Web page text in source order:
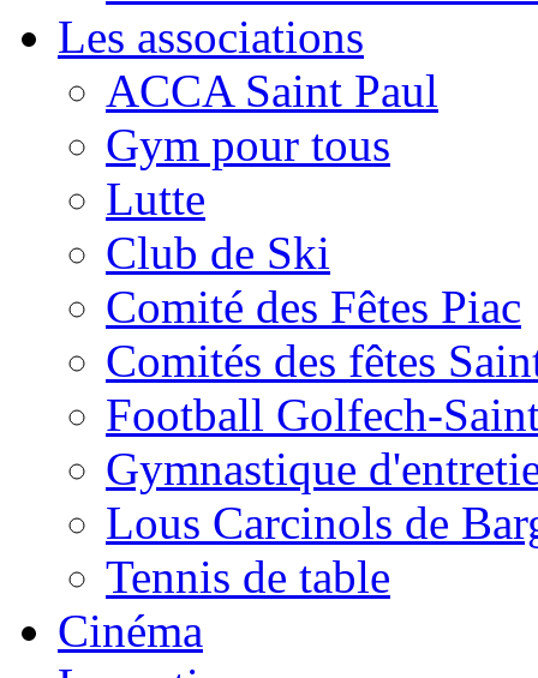
Les associations
ACCA Saint Paul
Gym pour tous
Lutte
Club de Ski
Comité des Fêtes Piac
Comités des fêtes
Football Golfech-
Gymnastique
Lous Carcinols de
Tennis de table
Cinéma